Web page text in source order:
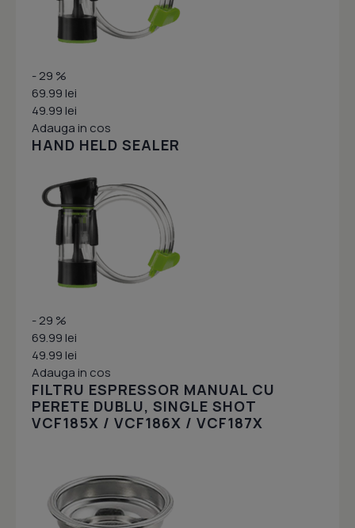
- 29 %
69.99 lei
49.99 lei
Adauga in cos
HAND HELD SEALER
- 29 %
69.99 lei
49.99 lei
Adauga in cos
FILTRU ESPRESSOR MANUAL CU
PERETE DUBLU, SINGLE SHOT
VCF185X / VCF186X / VCF187X